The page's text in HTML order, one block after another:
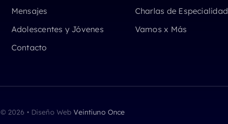
Mensajes
Adolescentes y Jóvenes
Contacto
Charlas de Especialidad
Vamos x Más
© 2026 • Diseño WebVeintiuno Once